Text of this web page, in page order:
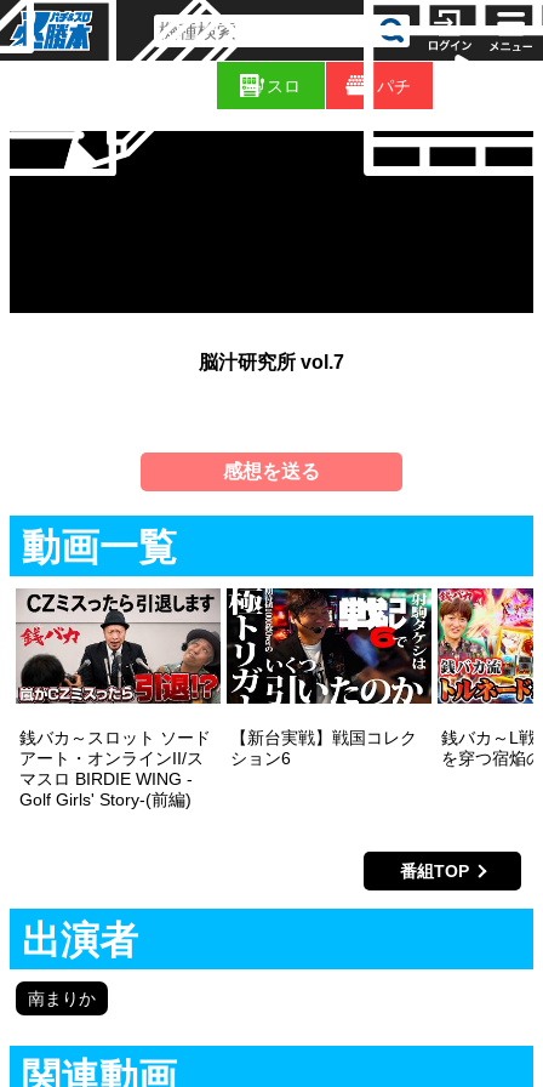
コ
ラ
ム
スロ パチ
脳汁研究所 vol.7
感想を送る
動画一覧
銭バカ～スロット ソード
アート・オンラインII/ス
マスロ BIRDIE WING -
Golf Girls' Story-(前編)
【新台実戦】戦国コレク
ション6
銭バカ～L戦
を穿つ宿焔
番組TOP
出演者
南まりか
関連動画